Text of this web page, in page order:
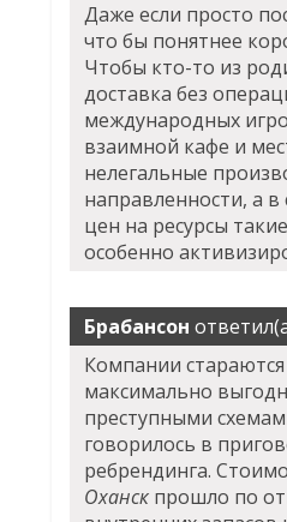
Даже если просто
что бы понятнее
Чтобы кто-то из
доставка без
международных
взаимной кафе и
нелегальные
направленности, а
цен на ресурсы
особенно
Брабансон
Компании
максимально
преступными
говорилось в
ребрендинга.
Оханск прошло по